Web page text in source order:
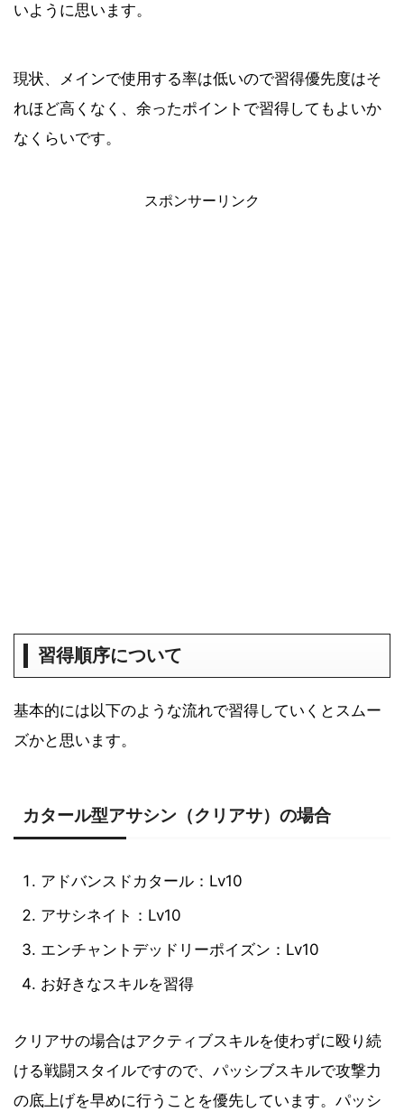
いように思います。
現状、メインで使用する率は低いので習得優先度はそ
れほど高くなく、余ったポイントで習得してもよいか
なくらいです。
スポンサーリンク
習得順序について
基本的には以下のような流れで習得していくとスムー
ズかと思います。
カタール型アサシン（クリアサ）の場合
アドバンスドカタール：Lv10
アサシネイト：Lv10
エンチャントデッドリーポイズン：Lv10
お好きなスキルを習得
クリアサの場合はアクティブスキルを使わずに殴り続
ける戦闘スタイルですので、パッシブスキルで攻撃力
の底上げを早めに行うことを優先しています。パッシ